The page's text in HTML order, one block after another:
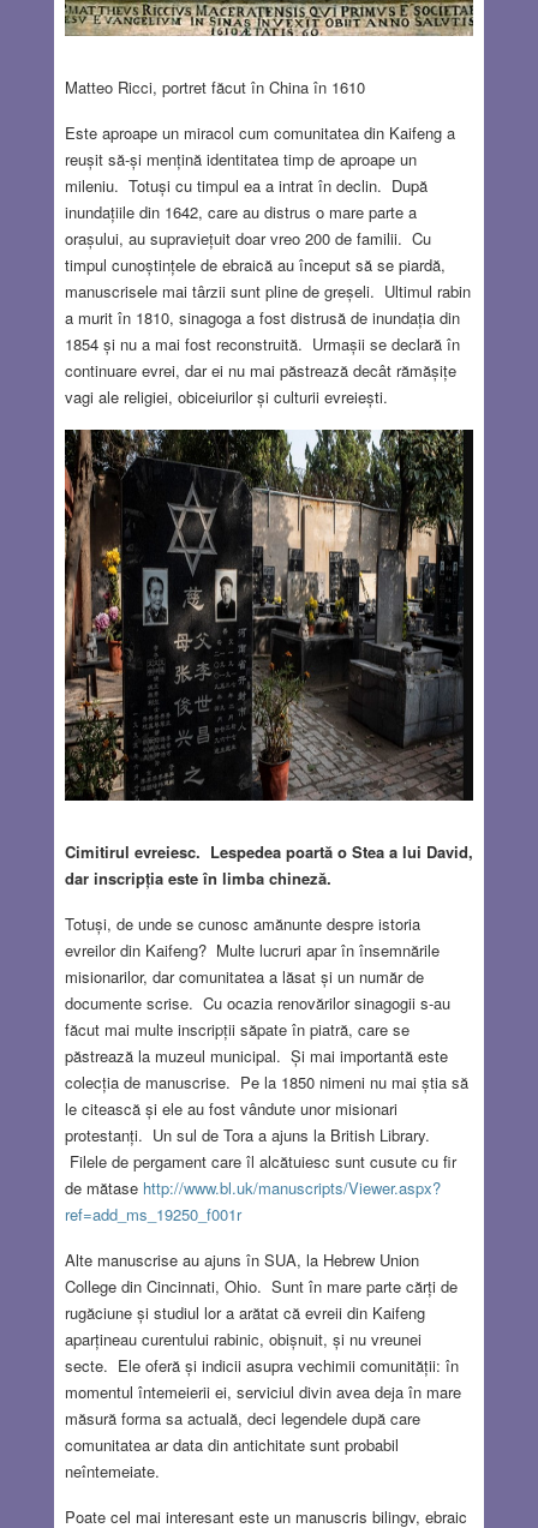
Matteo Ricci, portret făcut în China în 1610
Este aproape un miracol cum comunitatea din Kaifeng a
reușit să-și mențină identitatea timp de aproape un
mileniu. Totuși cu timpul ea a intrat în declin. După
inundațiile din 1642, care au distrus o mare parte a
orașului, au supraviețuit doar vreo 200 de familii. Cu
timpul cunoștințele de ebraică au început să se piardă,
manuscrisele mai târzii sunt pline de greșeli. Ultimul rabin
a murit în 1810, sinagoga a fost distrusă de inundația din
1854 și nu a mai fost reconstruită. Urmașii se declară în
continuare evrei, dar ei nu mai păstrează decât rămășițe
vagi ale religiei, obiceiurilor și culturii evreiești.
Cimitirul evreiesc. Lespedea poartă o Stea a lui David,
dar inscripția este în limba chineză.
Totuși, de unde se cunosc amănunte despre istoria
evreilor din Kaifeng? Multe lucruri apar în însemnările
misionarilor, dar comunitatea a lăsat și un număr de
documente scrise. Cu ocazia renovărilor sinagogii s-au
făcut mai multe inscripții săpate în piatră, care se
păstrează la muzeul municipal. Și mai importantă este
colecția de manuscrise. Pe la 1850 nimeni nu mai știa să
le citească și ele au fost vândute unor misionari
protestanți. Un sul de Tora a ajuns la British Library.
Filele de pergament care îl alcătuiesc sunt cusute cu fir
de mătase http://www.bl.uk/manuscripts/Viewer.aspx?
ref=add_ms_19250_f001r
Alte manuscrise au ajuns în SUA, la Hebrew Union
College din Cincinnati, Ohio. Sunt în mare parte cărți de
rugăciune și studiul lor a arătat că evreii din Kaifeng
aparțineau curentului rabinic, obișnuit, și nu vreunei
secte. Ele oferă și indicii asupra vechimii comunității: în
momentul întemeierii ei, serviciul divin avea deja în mare
măsură forma sa actuală, deci legendele după care
comunitatea ar data din antichitate sunt probabil
neîntemeiate.
Poate cel mai interesant este un manuscris bilingv, ebraic